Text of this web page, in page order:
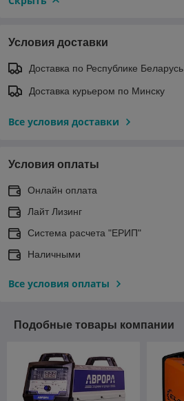
Условия доставки
Доставка по Республике Беларусь
Доставка курьером по Минску
Все условия доставки
Условия оплаты
Онлайн оплата
Лайт Лизинг
Система расчета "ЕРИП"
Наличными
Все условия оплаты
Подобные товары компании